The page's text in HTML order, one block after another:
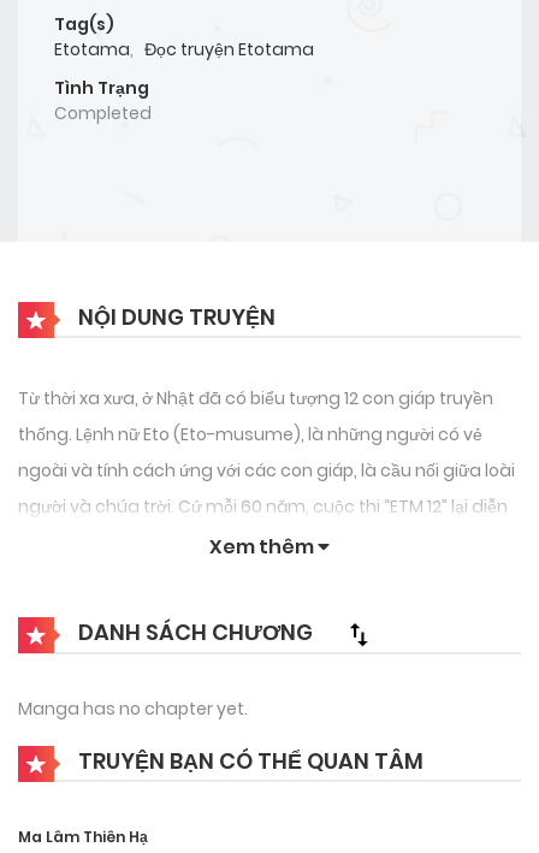
Tag(s)
Etotama, Đọc truyện Etotama
Tình Trạng
Completed
NỘI DUNG TRUYỆN
Từ thời xa xưa, ở Nhật đã có biểu tượng 12 con giáp truyền
thống. Lệnh nữ Eto (Eto-musume), là những người có vẻ
ngoài và tính cách ứng với các con giáp, là cầu nối giữa loài
người và chúa trời. Cứ mỗi 60 năm, cuộc thi “ETM 12” lại diễn
ra ở quận Akihabara thuộc Tokyo, quy tụ những cô gái nhiệt
Chỉ có một điều kiện duy nhất để trở thành Lệnh nữ Eto đó là:
bạn phải hạ gục 12 biểu tượng khác. Nhưng sức mạnh khủng
chuyện bắt đầu tư khi Nya-tn gặp Amano Takeru!
Xem thêm
DANH SÁCH CHƯƠNG
Manga has no chapter yet.
TRUYỆN BẠN CÓ THỂ QUAN TÂM
Ma Lâm Thiên Hạ